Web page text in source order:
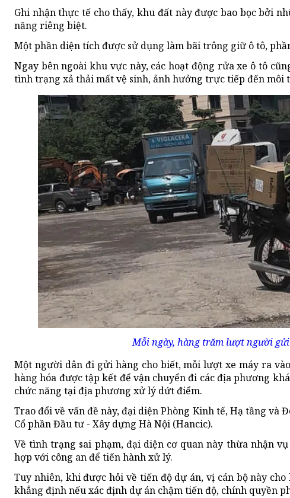
Ghi nhận thực tế cho thấy, khu đất này được bao bọc bởi
năng riêng biệt.
Một phần diện tích được sử dụng làm bãi trông giữ ô tô,
Ngay bên ngoài khu vực này, các hoạt động rửa xe ô tô
tình trạng xả thải mất vệ sinh, ảnh hưởng trực tiếp đến môi
Mỗi ngày, hàng trăm lượt người
Một người dân đi gửi hàng cho biết, mỗi lượt xe máy ra
hàng hóa được tập kết để vận chuyển đi các địa phương
chức năng tại địa phương xử lý dứt điểm.
Trao đổi về vấn đề này, đại diện Phòng Kinh tế, Hạ tầng
Cổ phần Đầu tư - Xây dựng Hà Nội (Hancic).
Về tình trạng sai phạm, đại diện cơ quan này thừa nhận
hợp với công an để tiến hành xử lý.
Tuy nhiên, khi được hỏi về tiến độ dự án, vị cán bộ này
khẳng định nếu xác định dự án chậm tiến độ, chính quyền